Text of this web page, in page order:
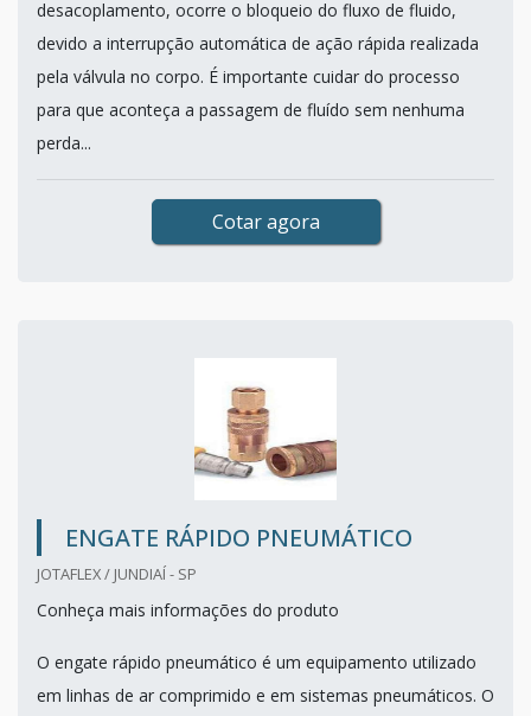
desacoplamento, ocorre o bloqueio do fluxo de fluido,
devido a interrupção automática de ação rápida realizada
pela válvula no corpo. É importante cuidar do processo
para que aconteça a passagem de fluído sem nenhuma
perda...
Cotar agora
ENGATE RÁPIDO PNEUMÁTICO
JOTAFLEX / JUNDIAÍ - SP
Conheça mais informações do produto
O engate rápido pneumático é um equipamento utilizado
em linhas de ar comprimido e em sistemas pneumáticos. O